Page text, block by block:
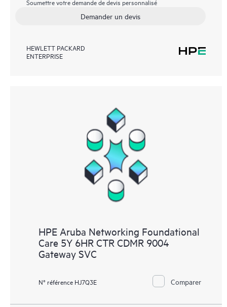
Soumettre votre demande de devis personnalisé
Demander un devis
HEWLETT PACKARD
ENTERPRISE
HPE Aruba Networking Foundational
Care 5Y 6HR CTR CDMR 9004
Gateway SVC
N° référence HJ7Q3E Comparer